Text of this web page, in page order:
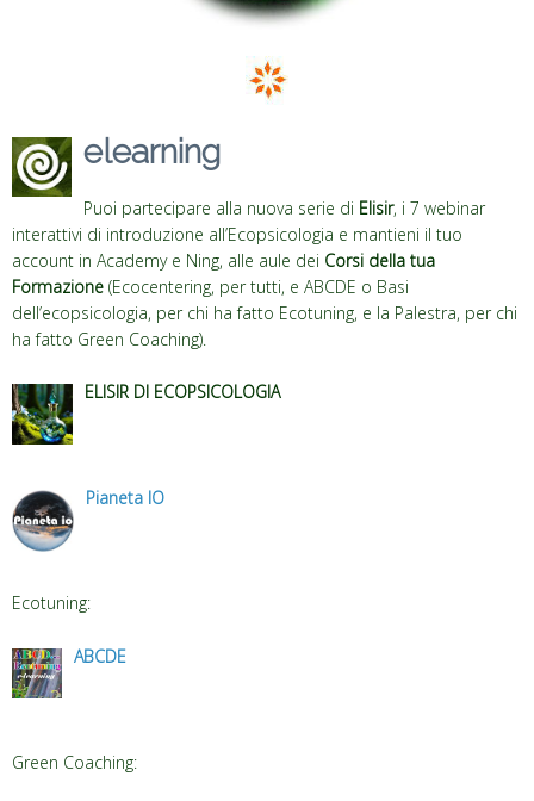
elearning
Puoi partecipare alla nuova serie di Elisir, i 7 webinar
interattivi di introduzione all’Ecopsicologia e mantieni il tuo
account in Academy e Ning, alle aule dei Corsi della tua
Formazione (Ecocentering, per tutti, e ABCDE o Basi
dell’ecopsicologia, per chi ha fatto Ecotuning, e la Palestra, per chi
ha fatto Green Coaching).
ELISIR DI ECOPSICOLOGIA
Pianeta IO
Ecotuning:
ABCDE
Green Coaching: